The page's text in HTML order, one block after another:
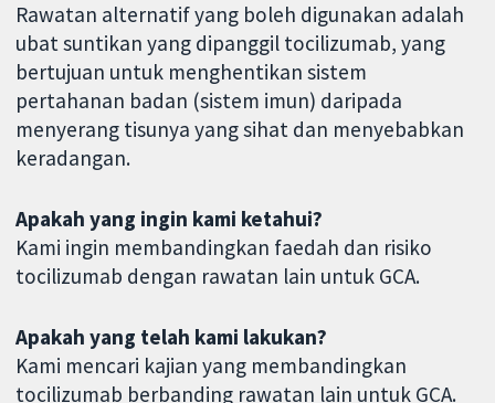
Rawatan alternatif yang boleh digunakan adalah
ubat suntikan yang dipanggil tocilizumab, yang
bertujuan untuk menghentikan sistem
pertahanan badan (sistem imun) daripada
menyerang tisunya yang sihat dan menyebabkan
keradangan.
Apakah yang ingin kami ketahui?
Kami ingin membandingkan faedah dan risiko
tocilizumab dengan rawatan lain untuk GCA.
Apakah yang telah kami lakukan?
Kami mencari kajian yang membandingkan
tocilizumab berbanding rawatan lain untuk GCA.